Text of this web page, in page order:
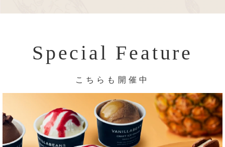
Special Feature
こちらも開催中